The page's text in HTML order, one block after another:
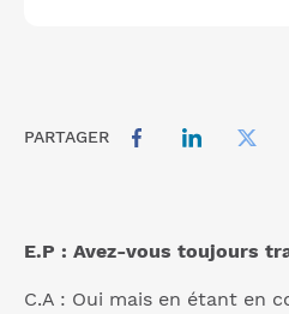
PARTAGER
E.P : Avez-vous toujours
C.A : Oui mais en étant en